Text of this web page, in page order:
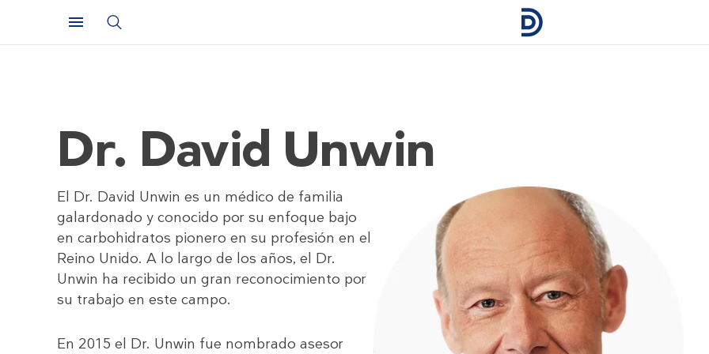
Dr. David Unwin
El Dr. David Unwin es un médico de familia
galardonado y conocido por su enfoque bajo
en carbohidratos pionero en su profesión en el
Reino Unido. A lo largo de los años, el Dr.
Unwin ha recibido un gran reconocimiento por
su trabajo en este campo.
En 2015 el Dr. Unwin fue nombrado asesor